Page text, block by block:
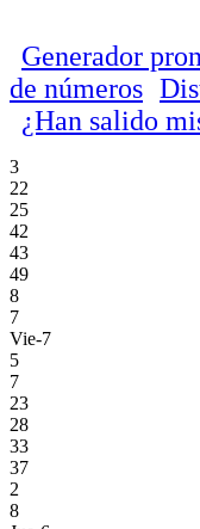
Generador
de números
¿Han salido
3
22
25
42
43
49
8
7
Vie-7
5
7
23
28
33
37
2
8